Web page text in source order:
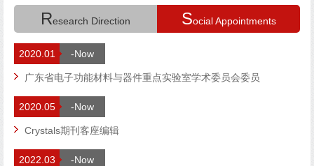
Research Direction Social Appointments
2020.01 -Now
广东省电子功能材料与器件重点实验室学术委员会委员
2020.05 -Now
Crystals期刊客座编辑
2022.03 -Now